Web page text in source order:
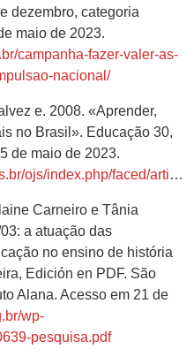
dezembro, categoria
maio de 2023.
campanha-fazer-valer-as-
nacional/
e. 2008. «Aprender,
no Brasil». Educação 30,
de maio de 2023.
faced/article/view/2745
Carneiro e Tânia
a atuação das
no ensino de história
Edición en PDF. São
Alana. Acesso em 21 de
wp-
pesquisa.pdf